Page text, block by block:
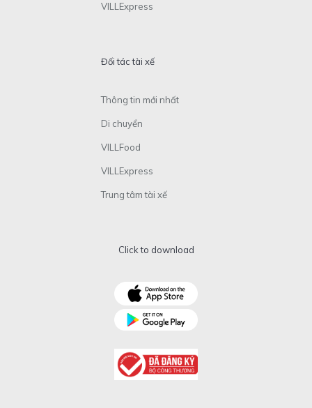
VILLExpress
Đối tác tài xế
Thông tin mới nhất
Di chuyển
VILLFood
VILLExpress
Trung tâm tài xế
Click to download